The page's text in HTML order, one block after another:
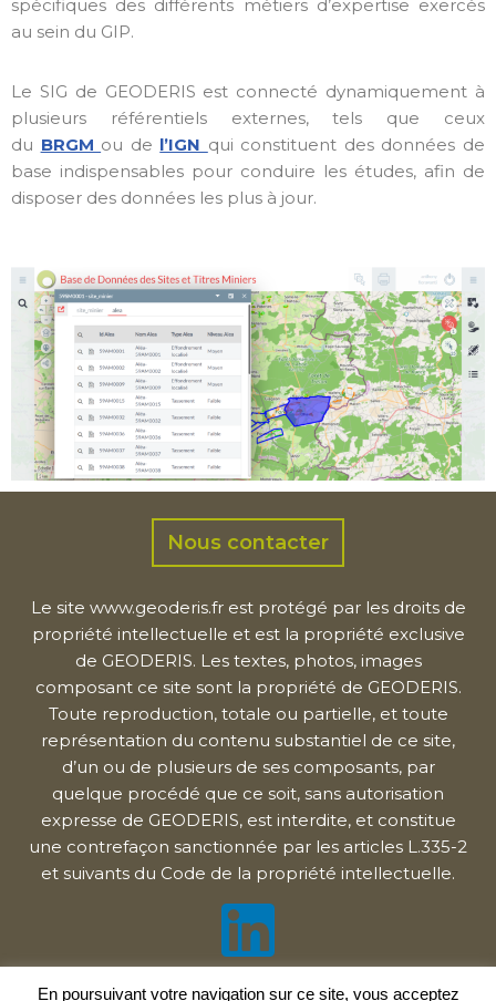
spécifiques des différents métiers d’expertise exercés
au sein du GIP.
Le SIG de GEODERIS est connecté dynamiquement à
plusieurs référentiels externes, tels que ceux
du BRGM ou de l’IGN qui constituent des données de
base indispensables pour conduire les études, afin de
disposer des données les plus à jour.
Nous contacter
Le site www.geoderis.fr est protégé par les droits de
propriété intellectuelle et est la propriété exclusive
de GEODERIS. Les textes, photos, images
composant ce site sont la propriété de GEODERIS.
Toute reproduction, totale ou partielle, et toute
représentation du contenu substantiel de ce site,
d’un ou de plusieurs de ses composants, par
quelque procédé que ce soit, sans autorisation
expresse de GEODERIS, est interdite, et constitue
une contrefaçon sanctionnée par les articles L.335-2
et suivants du Code de la propriété intellectuelle.
En poursuivant votre navigation sur ce site, vous acceptez